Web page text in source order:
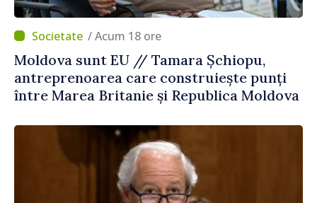
/ Acum 18 ore
Moldova sunt EU // Tamara Șchiopu,
antreprenoarea care construiește punți
între Marea Britanie și Republica Moldova